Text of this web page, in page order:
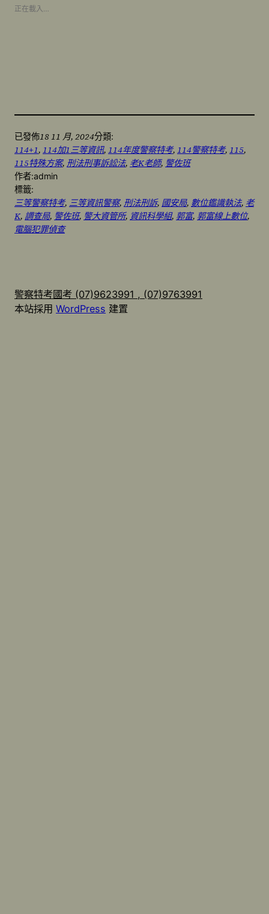
正在載入…
已發佈18 11 月, 2024分類:
114+1, 114加1三等資訊, 114年度警察特考, 114警察特考, 115
115特殊方案, 刑法刑事訴訟法, 老K老師, 警佐班
作者:admin
標籤:
三等警察特考, 三等資訊警察, 刑法刑訴, 國安局, 數位鑑識執法, 老
K, 調查局, 警佐班, 警大資管所, 資訊科學組, 郭富, 郭富線上數位
電腦犯罪偵查
警察特考國考 (07)9623991 , (07)9763991
本站採用 WordPress 建置